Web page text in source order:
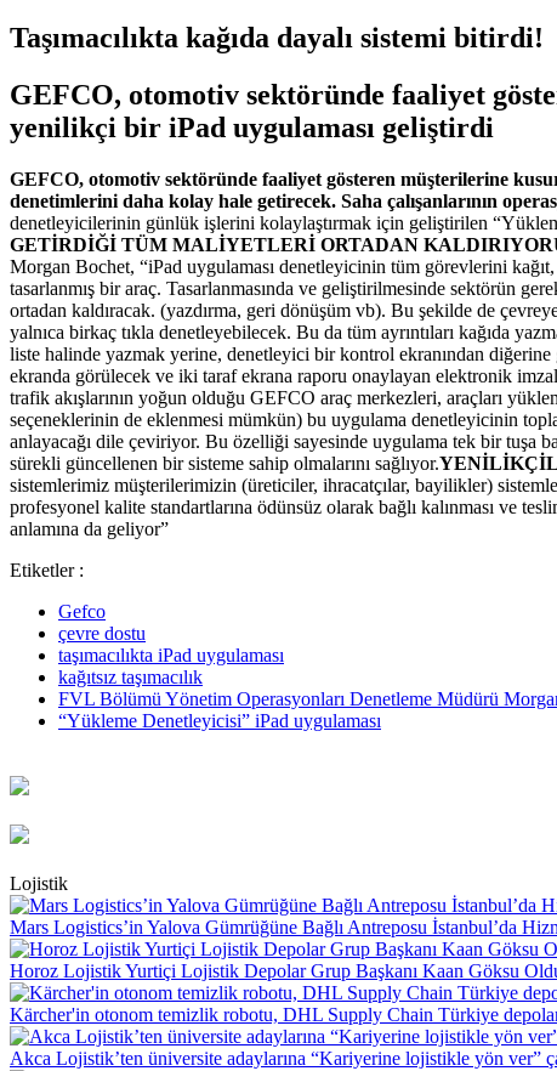
Taşımacılıkta kağıda dayalı sistemi bitirdi!
GEFCO, otomotiv sektöründe faaliyet
yenilikçi bir iPad uygulaması geliştirdi
GEFCO, otomotiv sektöründe faaliyet gösteren müşterilerine
denetimlerini daha kolay hale getirecek. Saha çalışanlarının
denetleyicilerinin günlük işlerini kolaylaştırmak için geliştirilen
GETİRDİĞİ TÜM MALİYETLERİ ORTADAN KALDIRIYOR
Morgan Bochet, “iPad uygulaması denetleyicinin tüm görevlerini
tasarlanmış bir araç. Tasarlanmasında ve geliştirilmesinde sektörün
ortadan kaldıracak. (yazdırma, geri dönüşüm vb). Bu şekilde de
yalnıca birkaç tıkla denetleyebilecek. Bu da tüm ayrıntıları kağıda
liste halinde yazmak yerine, denetleyici bir kontrol ekranından
ekranda görülecek ve iki taraf ekrana raporu onaylayan elektronik
trafik akışlarının yoğun olduğu GEFCO araç merkezleri, araçları
seçeneklerinin de eklenmesi mümkün) bu uygulama denetleyicinin
anlayacağı dile çeviriyor. Bu özelliği sayesinde uygulama tek bir tuşa
sürekli güncellenen bir sisteme sahip olmalarını sağlıyor.
sistemlerimiz müşterilerimizin (üreticiler, ihracatçılar, bayilikler)
profesyonel kalite standartlarına ödünsüz olarak bağlı kalınması ve
anlamına da geliyor”
Etiketler :
Gefco
çevre dostu
taşımacılıkta iPad uygulaması
kağıtsız taşımacılık
FVL Bölümü Yönetim Operasyonları Denetleme Müdürü
“Yükleme Denetleyicisi” iPad uygulaması
Lojistik
Mars Logistics’in Yalova Gümrüğüne Bağlı Antreposu İstanbul’da
Horoz Lojistik Yurtiçi Lojistik Depolar Grup Başkanı Kaan Göksu
Kärcher'in otonom temizlik robotu, DHL Supply Chain Türkiye
Akca Lojistik’ten üniversite adaylarına “Kariyerine lojistikle yön ver”